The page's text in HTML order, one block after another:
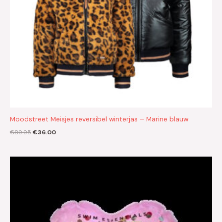
Moodstreet Meisjes reversibel winterjas – Marine blauw
€89.95€36.00